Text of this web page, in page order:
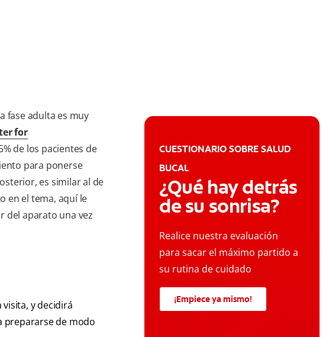
fase adulta es muy
for
de los pacientes de
para ponerse
es similar al de
en el tema, aquí le
del aparato una vez
y decidirá
prepararse de modo
CUESTIONARIO SOBRE SALUD
BUCAL
¿Qué hay detrás
de su sonrisa?
Realice nuestra evaluación
para sacar el máximo partido a
su rutina de cuidado
¡Empiece ya mismo!